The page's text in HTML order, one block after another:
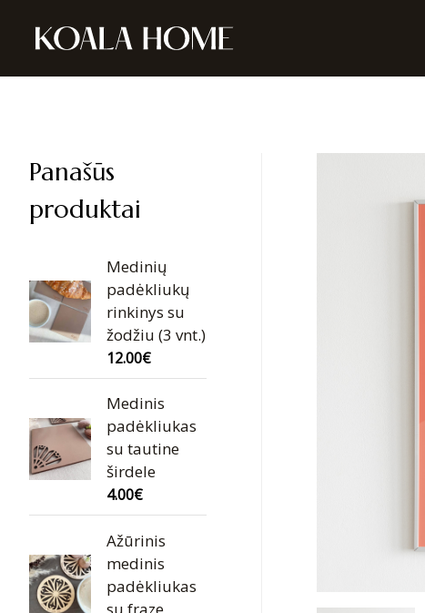
Panašūs
produktai
Medinių
padėkliukų
rinkinys su
žodžiu (3 vnt.)
12.00€
Medinis
padėkliukas
su tautine
širdele
4.00€
Ažūrinis
medinis
padėkliukas
su fraze